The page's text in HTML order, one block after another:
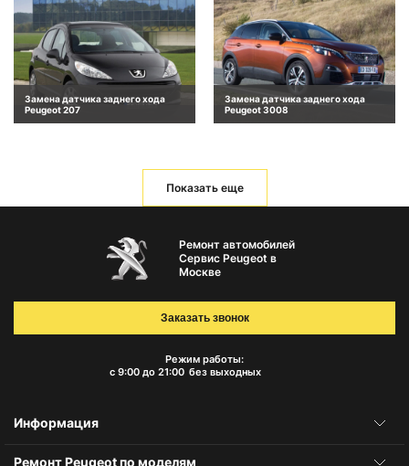
Замена датчика заднего хода
Peugeot 207
Замена датчика заднего хода
Peugeot 3008
Показать еще
Ремонт автомобилей
Сервис Peugeot в
Москве
Режим работы:
с 9:00 до 21:00 без выходных
Заказать звонок
Информация
Ремонт Peugeot по моделям